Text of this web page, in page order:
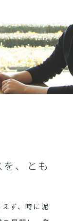
、とも
ず、時に泥